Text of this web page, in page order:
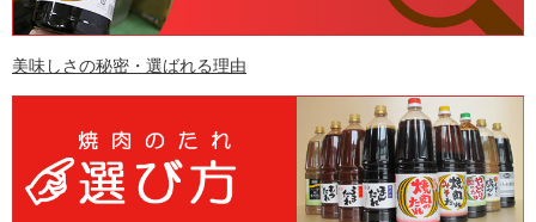
美味しさの秘密・選ばれる理由